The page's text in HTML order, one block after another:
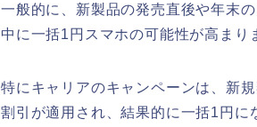
一般的に、新製品の発売直後や年末
中に一括1円スマホの可能性が高まり
特にキャリアのキャンペーンは、新
割引が適用され、結果的に一括1円に